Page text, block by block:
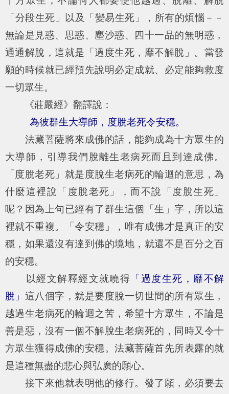
「分段生死」以及「變易生死」，所有的煩惱－－
無論是見惑、思惑、塵沙惑、四十一品的無明惑，
通通解脫，這就是「過度生死，靡不解脫」。當發
願的時候就已經預先說明必定成就、必定能夠救度
一切眾生。
《莊嚴經》翻譯說：
為彼群生大導師，度脫老死令安穩。
法藏菩薩將來成佛的話，能夠成為十方眾生的
大導師，引導我們脫離生老病死而且到達成佛。
「度脫老死」就是度脫生老病死的輪迴的意思，為
什麼這裡說「度脫老死」，而不說「度脫生死」
呢？因為上句已經有了群生這個「生」字，所以這
裡就不重複。「令安穩」，唯有成佛才是真正的安
穩，如果還沒有達到佛的境地，就還不是百分之百
的安穩。
以經文解釋經文就曉得 「過度生死，靡不解
脫」 這八個字，就是要度脫一切世間的所有眾生，
越過生老病死的輪迴之苦，希望十方眾生，不論是
善是惡，沒有一個不解脫生老病死的，同時又令十
方眾生獲得成佛的安穩。法藏菩薩首先所表露的就
是這種無盡的悲心與弘廣的願心。
接下來他就表明他的修行。發了願，必須要去